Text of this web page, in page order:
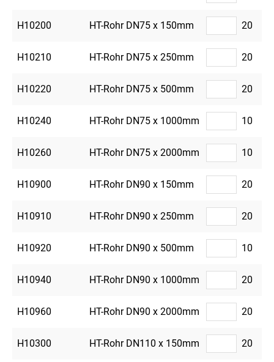
H10200 HT-Rohr DN75 x 150mm 20
H10210 HT-Rohr DN75 x 250mm 20
H10220 HT-Rohr DN75 x 500mm 20
H10240 HT-Rohr DN75 x 1000mm 10
H10260 HT-Rohr DN75 x 2000mm 10
H10900 HT-Rohr DN90 x 150mm 20
H10910 HT-Rohr DN90 x 250mm 20
H10920 HT-Rohr DN90 x 500mm 10
H10940 HT-Rohr DN90 x 1000mm 20
H10960 HT-Rohr DN90 x 2000mm 20
H10300 HT-Rohr DN110 x 150mm 20